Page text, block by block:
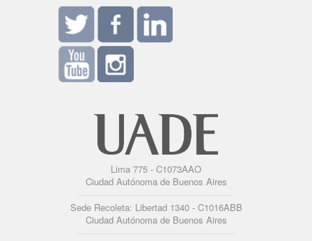
Lima 775 - C1073AAO
Ciudad Autónoma de Buenos Aires
Sede Recoleta: Libertad 1340 - C1016ABB
Ciudad Autónoma de Buenos Aires